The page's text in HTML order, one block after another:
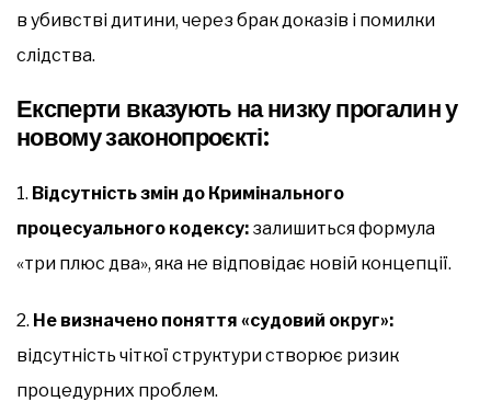
в убивстві дитини, через брак доказів і помилки
слідства.
Експерти вказують на низку прогалин у
новому законопроєкті:
1. Відсутність змін до Кримінального
процесуального кодексу: залишиться формула
«три плюс два», яка не відповідає новій концепції.
2. Не визначено поняття «судовий округ»:
відсутність чіткої структури створює ризик
процедурних проблем.